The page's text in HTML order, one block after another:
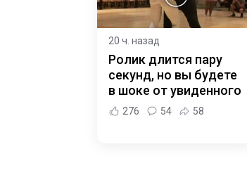
20 ч. назад
Ролик длится пару
секунд, но вы будете
в шоке от увиденного
276 54 58